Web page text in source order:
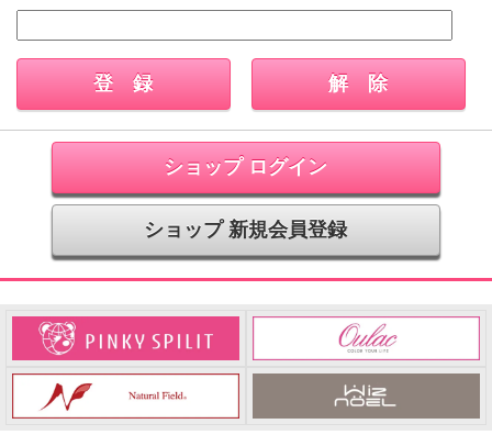
ショップ ログイン
ショップ 新規会員登録